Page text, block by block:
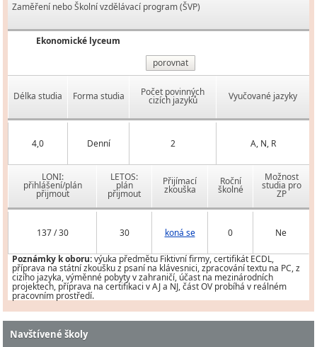
Zaměření nebo Školní vzdělávací program (ŠVP)
Ekonomické lyceum
porovnat
Délka studia Forma studia Počet povinných
cizích jazyků Vyučované jazyky
4,0 Denní 2 A, N, R
LONI:
přihlášení/plán
přijmout
LETOS:
plán
přijmout
Přijímací
zkouška
Roční
školné
Možnost
studia pro
ZP
137 / 30 30 koná se 0 Ne
Poznámky k oboru:výuka předmětu Fiktivní firmy, certifikát ECDL,
příprava na státní zkoušku z psaní na klávesnici, zpracování textu na PC, z
cizího jazyka, výměnné pobyty v zahraničí, účast na mezinárodních
projektech, příprava na certifikaci v AJ a NJ, část OV probíhá v reálném
pracovním prostředí.
Navštívené školy